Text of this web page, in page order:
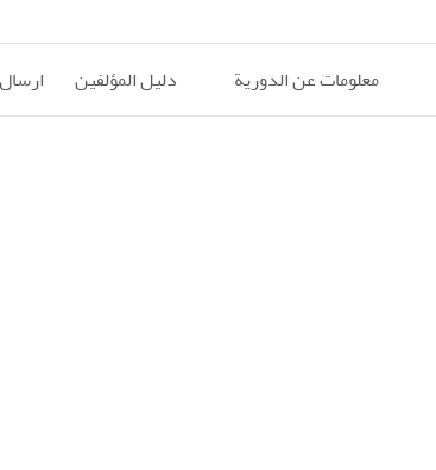
معلومات عن الدورية دليل المؤلفين